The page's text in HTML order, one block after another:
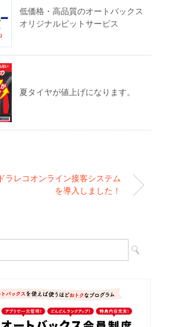
低価格・高品質のオートバックス
オリジナルピットサービス
夏タイヤが値上げになります。
ラレコオンライン接客システム
を導入しました！